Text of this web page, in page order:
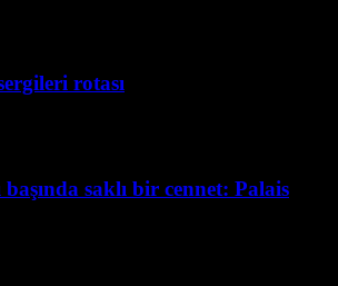
rotası
saklı bir cennet: Palais